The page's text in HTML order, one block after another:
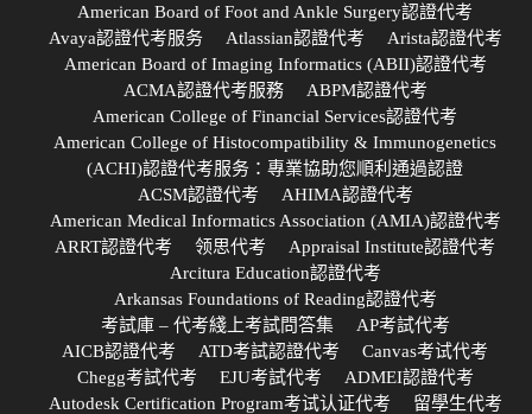
American Board of Foot and Ankle Surgery認證代考
Avaya認證代考服务
Atlassian認證代考
Arista認證代考
American Board of Imaging Informatics (ABII)認證代考
ACMA認證代考服務
ABPM認證代考
American College of Financial Services認證代考
American College of Histocompatibility & Immunogenetics
(ACHI)認證代考服务：專業協助您順利通過認證
ACSM認證代考
AHIMA認證代考
American Medical Informatics Association (AMIA)認證代考
ARRT認證代考
领思代考
Appraisal Institute認證代考
Arcitura Education認證代考
Arkansas Foundations of Reading認證代考
考試庫 – 代考綫上考試問答集
AP考試代考
AICB認證代考
ATD考試認證代考
Canvas考试代考
Chegg考試代考
EJU考試代考
ADMEI認證代考
Autodesk Certification Program考试认证代考
留學生代考